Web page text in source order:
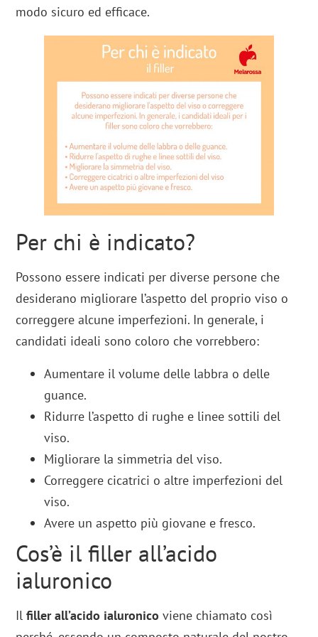
modo sicuro ed efficace.
Per chi è indicato?
Possono essere indicati per diverse persone che
desiderano migliorare l’aspetto del proprio viso o
correggere alcune imperfezioni. In generale, i
candidati ideali sono coloro che vorrebbero:
Aumentare il volume delle labbra o delle
guance.
Ridurre l’aspetto di rughe e linee sottili del
viso.
Migliorare la simmetria del viso.
Correggere cicatrici o altre imperfezioni del
viso.
Avere un aspetto più giovane e fresco.
Cos’è il filler all’acido
ialuronico
Ilfiller all’acido ialuronico viene chiamato così